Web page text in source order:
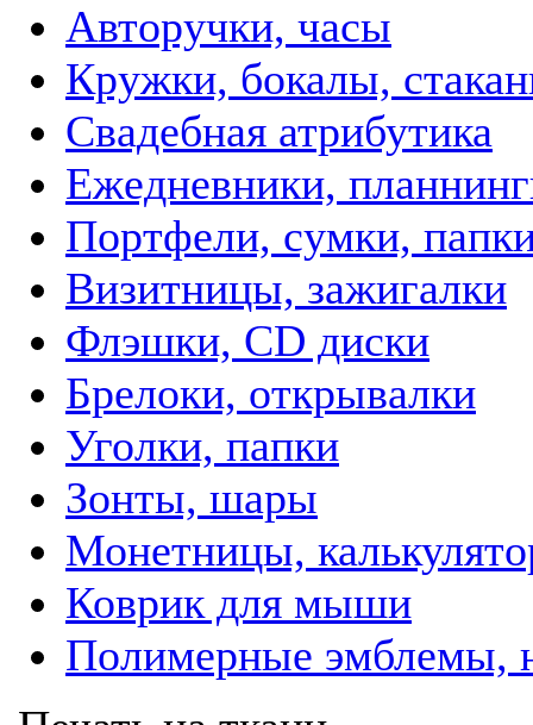
Авторучки, часы
Кружки, бокалы,
Свадебная атрибутика
Ежедневники,
Портфели, сумки,
Визитницы, зажигалки
Флэшки, CD диски
Брелоки, открывалки
Уголки, папки
Зонты, шары
Монетницы,
Коврик для мыши
Полимерные эмблемы,